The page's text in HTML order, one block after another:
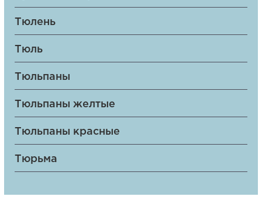
Тюлень
Тюль
Тюльпаны
Тюльпаны желтые
Тюльпаны красные
Тюрьма